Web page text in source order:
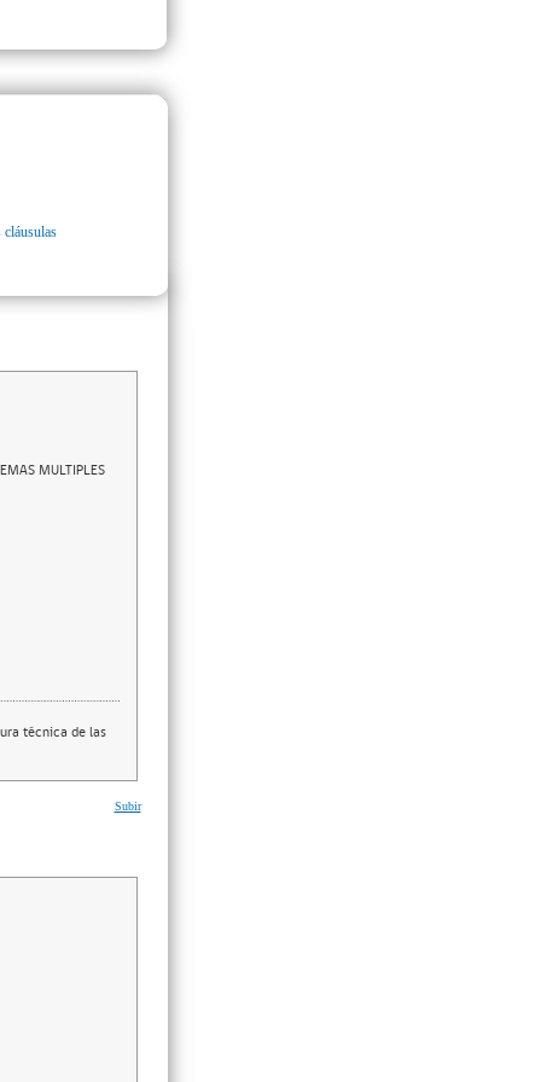
MULTIPLES
técnica de las
Subir